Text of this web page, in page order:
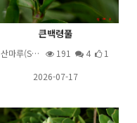
큰백령풀
산마루(S… 191 4
1
2026-07-17